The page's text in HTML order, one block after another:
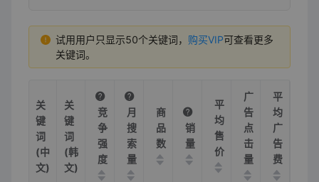
试用用户只显示50个关键词， 购买VIP可查看更多
关键词。
关
键
词
(中
文)
关
键
词
(韩
文)
竞
争
强
度
月
搜
索
量
商
品
数
销
量
平
均
售
价
广
告
点
击
量
平
均
广
告
费